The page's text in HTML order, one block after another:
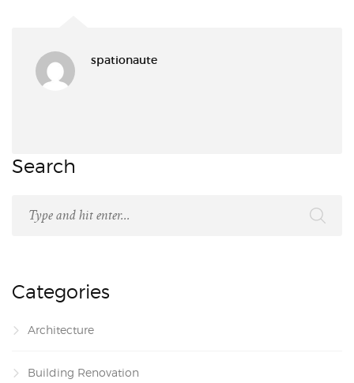
spationaute
Search
Categories
Architecture
Building Renovation